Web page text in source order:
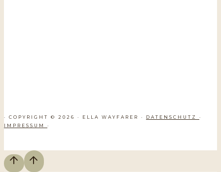
· COPYRIGHT © 2026 · ELLA WAYFARER · DATENSCHUTZ ·
IMPRESSUM ·